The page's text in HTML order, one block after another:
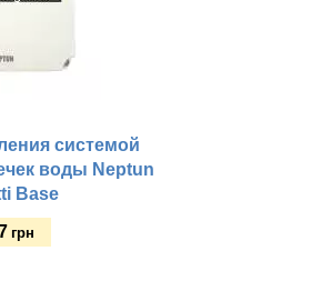
системой
воды Neptun
Base
грн